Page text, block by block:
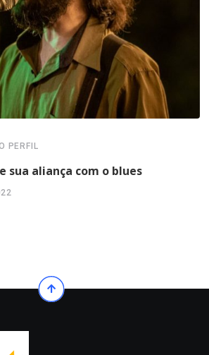
PERFIL
sua aliança com o blues